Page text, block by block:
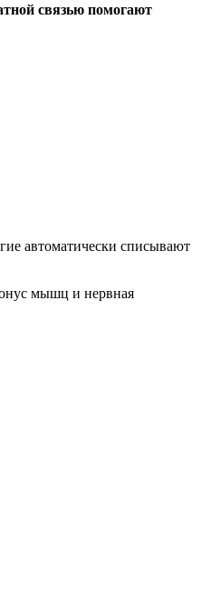
связью помогают
автоматически списывают
мышц и нервная